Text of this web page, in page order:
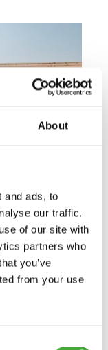
About
and ads, to
our traffic.
of our site with
partners who
you’ve
from your use